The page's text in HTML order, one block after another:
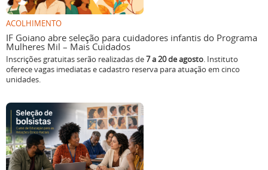
ACOLHIMENTO
IF Goiano abre seleção para cuidadores infantis do Programa
Mulheres Mil – Mais Cuidados
Inscrições gratuitas serão realizadas de7 a 20 de agosto. Instituto
oferece vagas imediatas e cadastro reserva para atuação em cinco
unidades.